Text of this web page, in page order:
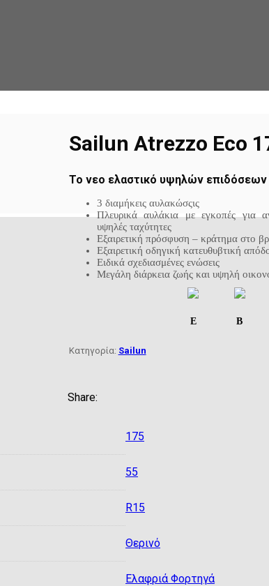
Sailun Atrezzo Eco
Το νεο ελαστικό υψηλών επιδόσεων
3 διαμήκεις αυλακώσςις
Πλευρικά αυλάκια με εγκοπές για
υψηλές ταχύτητες
Εξαιρετική πρόσφυση – κράτημα στο
Εξαιρετική οδηγική κατευθυβτική
Ειδικά σχεδιασμένες ενώσεις
Μεγάλη διάρκεια ζωής και υψηλή
E B
Κατηγορία: Sailun
175
55
R15
Θερινό
Ελαφριά Φορτηγά